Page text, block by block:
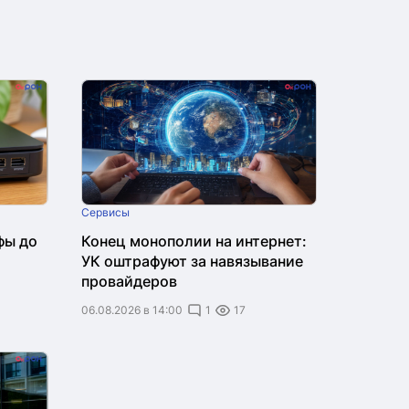
до
Сервисы
Конец монополии на интернет:
УК оштрафуют за навязывание
провайдеров
06.08.2026 в 14:00 1 17